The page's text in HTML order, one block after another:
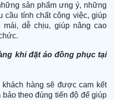
sản phẩm ưng ý, những
tính chất công việc, giúp
dễ chịu, giúp nâng cao
khi đặt áo đồng phục tại
hàng sẽ được cam kết
theo đúng tiến độ để giúp